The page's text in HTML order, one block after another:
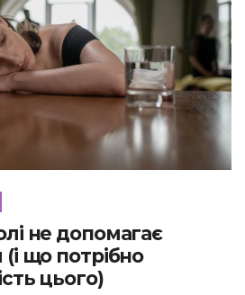
не допомагає
що потрібно
цього)